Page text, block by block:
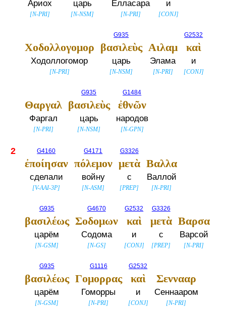
Ариох
[N-PRI]
царь
[N-NSM]
Елласара
[N-PRI]
и
[CONJ]
Χοδολλογομορ
Ходоллогомор
[N-PRI]
G935
βασιλεὺς
царь
[N-NSM]
Αιλαμ
Элама
[N-PRI]
G2532
καὶ
и
[CONJ]
Θαργαλ
Фаргал
[N-PRI]
G935
βασιλεὺς
царь
[N-NSM]
G1484
ἐθνῶν
народов
[N-GPN]
2 G4160
ἐποίησαν
сделали
[V-AAI-3P]
G4171
πόλεμον
войну
[N-ASM]
G3326
μετὰ
с
[PREP]
Βαλλα
Валлой
[N-PRI]
G935
βασιλέως
царём
[N-GSM]
G4670
Σοδομων
Содома
[N-GS]
G2532
καὶ
и
[CONJ]
G3326
μετὰ
с
[PREP]
Βαρσα
Варсой
[N-PRI]
G935
βασιλέως
царём
[N-GSM]
G1116
Γομορρας
Гоморры
[N-PRI]
G2532
καὶ
и
[CONJ]
Σεννααρ
Сеннааром
[N-PRI]